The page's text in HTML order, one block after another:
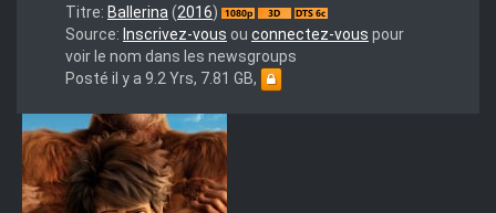
Ballerina
2016.FRENCH.Top
Bottom.1080p.BluRay.x264.DTS.AC-
H72-
3D
Titre: Ballerina (2016)
Source: Inscrivez-vous ou connectez-vous pour
voir le nom dans les newsgroups
Posté il y a 9.2 Yrs, 7.81 GB,